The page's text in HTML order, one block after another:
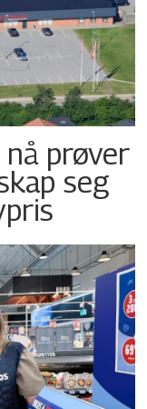
prøver
seg